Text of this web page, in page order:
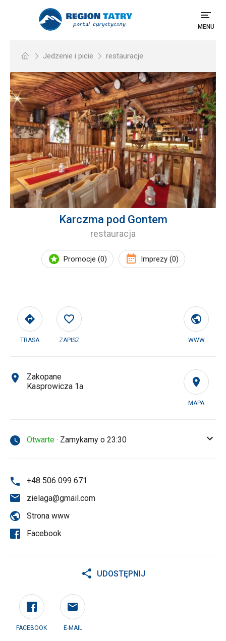
MENU
Jedzenie i picie restauracje
Karczma pod Gontem
restauracja
Promocje (0) Imprezy (0)
TRASA ZAPISZ WWW
MAPA
Zakopane
Kasprowicza 1a
Otwarte · Zamykamy o 23:30
+48 506 099 671
zielaga@gmail.com
Strona www
Facebook
UDOSTĘPNIJ
FACEBOOK E-MAIL